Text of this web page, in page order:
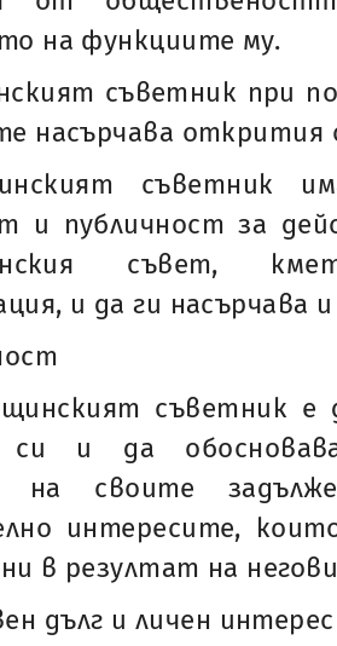
на функциите му.
съветник при
насърчава открития
съветник
и публичност за
съвет,
и да ги насърчава
съветник е
си и да
на своите
интересите,
в резултат на
дълг и личен интерес